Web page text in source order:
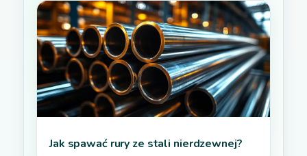
Jak spawać rury ze stali nierdzewnej?